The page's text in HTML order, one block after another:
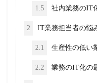
1.5 社内業務のIT
2 IT業務担当者の悩
2.1 生産性の低い
2.2 業務のIT化の